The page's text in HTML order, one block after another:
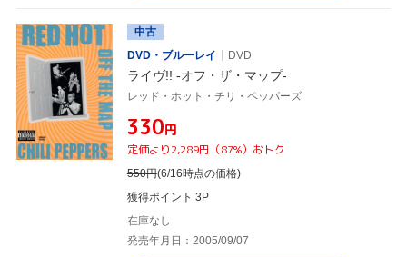
中古
DVD・ブルーレイ
DVD
ライヴ!! -オフ・ザ・マップ-
レッド・ホット・チリ・ペッパーズ
¥330円
定価より2,289円（87%）おトク
550円(6/16時点の価格)
獲得ポイント 3P
在庫なし
発売年月日：2005/09/07